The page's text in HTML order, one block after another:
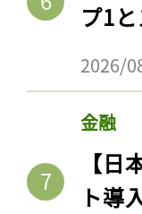
プ1
2026/
金融
【
ト導